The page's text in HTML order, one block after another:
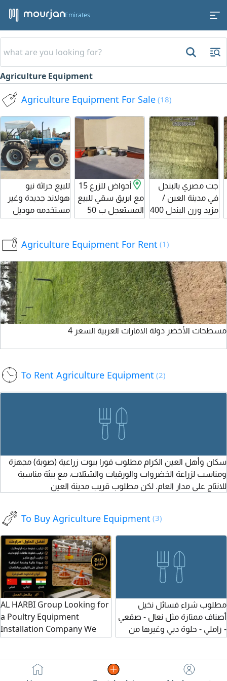
Emirates
Agriculture Equipment
Agriculture Equipment For Sale (18)
للبيع حراثة نيو
هولاند جديدة وغير
مستخدمه موديل
2025 أبوظبي الفاية
أحواض للزرع 15
مع ابريق سقي للبيع
المستعجل ب 50
درهم
جت مصري بالبندل
في مدينة العين /
مزيد وزن البندل 400
كيلو سعر 1350
Agriculture Equipment For Rent (1)
مسطحات الأخضر دولة الامارات العربية السعر 4
To Rent Agriculture Equipment (2)
سكان وأهل العين الكرام مطلوب فورا بيوت زراعية (صوبة) مجهزة
ومناسب لزراعة الخضروات والورقيات والشتلات، مع بيئة مناسبة
للانتاج على مدار العام. لكن مطلوب قريب مدينة العين
To Buy Agriculture Equipment (3)
AL HARBI Group Looking for
a Poultry Equipment
Installation Company We
are seeking a qualified
automatic water lines and
feeding systems for 4
مطلوب شراء فسائل نخيل
أصناف ممتازة مثل نعال - صقعي
- زاملي - حلوة دبي وغيرها من
الأصناف يشترط أن تكون
الأمراض والعيوب